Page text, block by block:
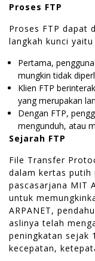
Proses FTP
Proses FTP dapat
langkah kunci
Pertama,
mungkin tidak
Klien FTP
yang merupakan
Dengan FTP,
mengunduh, atau
Sejarah FTP
File Transfer
dalam kertas putih
pascasarjana MIT
untuk
ARPANET,
aslinya telah
peningkatan sejak
kecepatan,